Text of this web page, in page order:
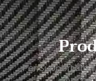
Per Supportare